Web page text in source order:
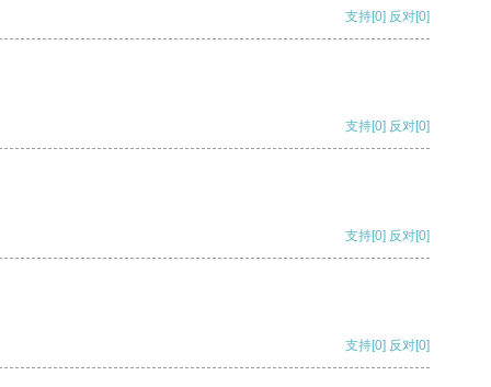
支持[0] 反对[0]
支持[0] 反对[0]
支持[0] 反对[0]
支持[0] 反对[0]